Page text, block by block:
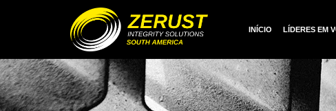
INÍCIO LÍDERES EM